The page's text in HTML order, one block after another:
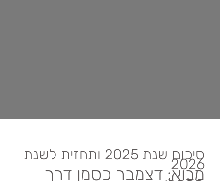
סיכום שנת 2025 ותחזית לשנת
2026
מבוא: דצמבר כסמן דרך